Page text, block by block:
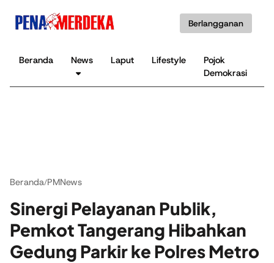
Berlangganan
Beranda News Laput Lifestyle
Pojok
Demokrasi
Beranda/PMNews
Sinergi Pelayanan Publik,
Pemkot Tangerang Hibahkan
Gedung Parkir ke Polres Metro